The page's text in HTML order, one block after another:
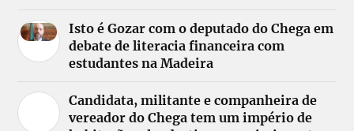
Isto é Gozar com o deputado do Chega em
debate de literacia financeira com
estudantes na Madeira
Candidata, militante e companheira de
vereador do Chega tem um império de